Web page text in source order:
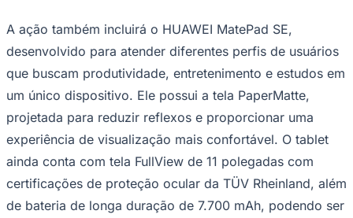
A ação também incluirá o HUAWEI MatePad SE,
desenvolvido para atender diferentes perfis de usuários
que buscam produtividade, entretenimento e estudos em
um único dispositivo. Ele possui a tela PaperMatte,
projetada para reduzir reflexos e proporcionar uma
experiência de visualização mais confortável. O tablet
ainda conta com tela FullView de 11 polegadas com
certificações de proteção ocular da TÜV Rheinland, além
de bateria de longa duração de 7.700 mAh, podendo ser